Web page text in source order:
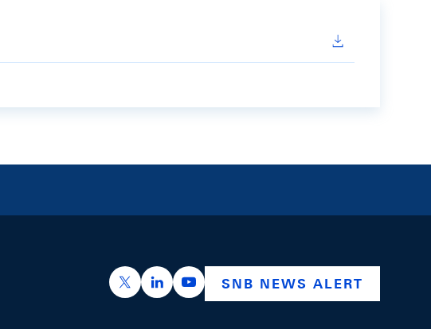
https://x.com/snb_bns
https://ch.linkedin.com/company/swiss-
https://www.youtube.com/
SNB NEWS ALERT